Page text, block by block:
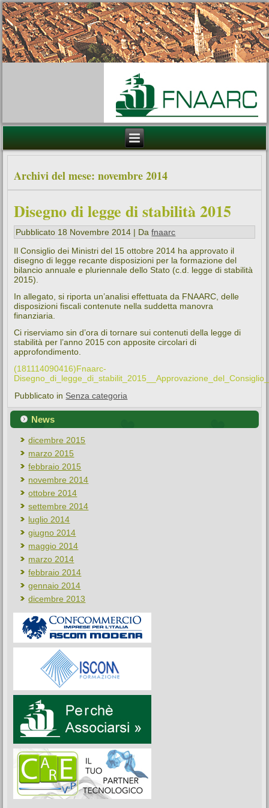
Archivi del mese:novembre 2014
Disegno di legge di stabilità 2015
Pubblicato 18 Novembre 2014 | Da fnaarc
Il Consiglio dei Ministri del 15 ottobre 2014 ha approvato il
disegno di legge recante disposizioni per la formazione del
bilancio annuale e pluriennale dello Stato (c.d. legge di stabilità
2015).
In allegato, si riporta un’analisi effettuata da FNAARC, delle
disposizioni fiscali contenute nella suddetta manovra
finanziaria.
Ci riserviamo sin d’ora di tornare sui contenuti della legge di
stabilità per l’anno 2015 con apposite circolari di
approfondimento.
(181114090416)Fnaarc-
Pubblicato in Senza categoria
News
dicembre 2015
marzo 2015
febbraio 2015
novembre 2014
ottobre 2014
settembre 2014
luglio 2014
giugno 2014
maggio 2014
marzo 2014
febbraio 2014
gennaio 2014
dicembre 2013